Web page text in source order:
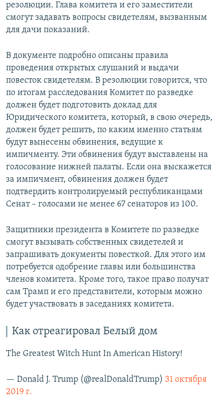
резолюции. Глава комитета и его заместители
смогут задавать вопросы свидетелям, вызванным
для дачи показаний. ​
В документе подробно описаны правила
проведения открытых слушаний и выдачи
повесток свидетелям. В резолюции говорится, что
по итогам расследования Комитет по разведке
должен будет подготовить доклад для
Юридического комитета, который, в свою очередь,
должен будет решить, по каким именно статьям
будут вынесены обвинения, ведущие к
импичменту. Эти обвинения будут выставлены на
голосование нижней палаты. Если она выскажется
за импичмент, обвинения должен будет
подтвердить контролируемый республиканцами
Сенат – голосами не менее 67 сенаторов из 100.
Защитники президента в Комитете по разведке
смогут вызывать собственных свидетелей и
запрашивать документы повесткой. Для этого им
потребуется одобрение главы или большинства
членов комитета. Кроме того, такое право получат
сам Трамп и его представители, которым можно
будет участвовать в заседаниях комитета.
Как отреагировал Белый дом
The Greatest Witch Hunt In American History!
— Donald J. Trump (@realDonaldTrump) 31 октября
2019 г.